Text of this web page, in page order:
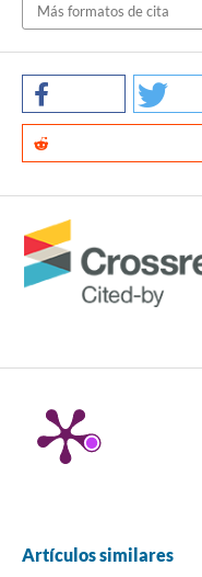
Más formatos de cita
Artículos similares